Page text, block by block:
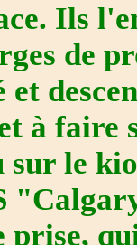
Ils
de
et
à faire
sur le
prise,